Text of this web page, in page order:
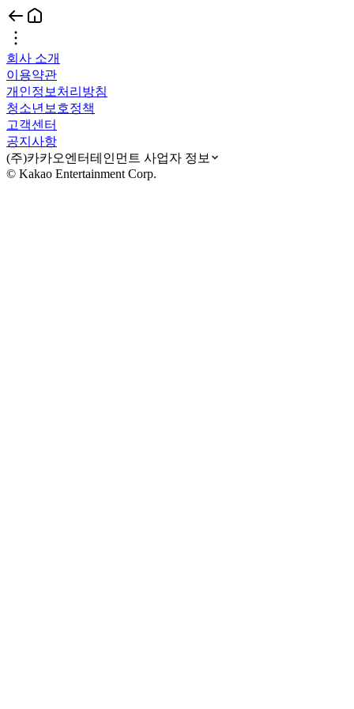
회사 소개
이용약관
개인정보처리방침
청소년보호정책
고객센터
공지사항
(주)카카오엔터테인먼트 사업자 정보
© Kakao Entertainment Corp.